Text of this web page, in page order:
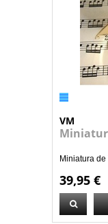
VM
Miniatura
39,95 €